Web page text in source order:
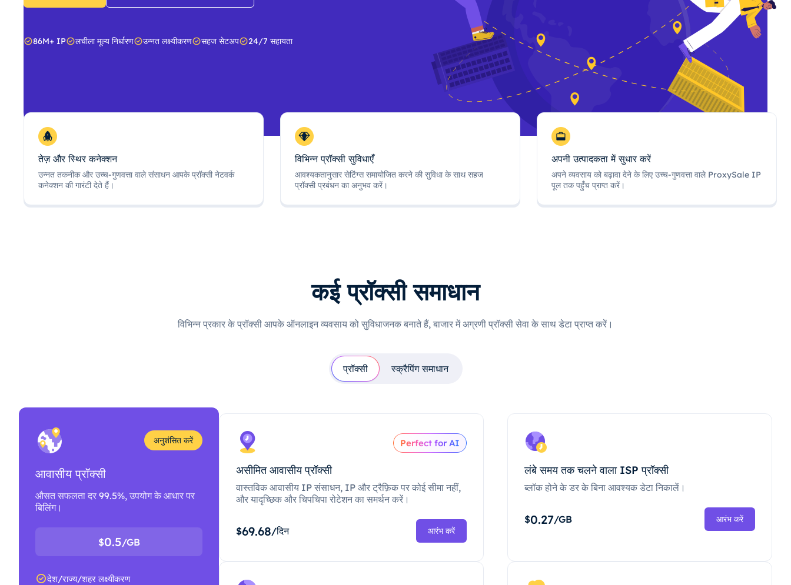
86M+ IP लचीला मूल्य निर्धारण उन्नत लक्ष्यीकरण सहज सेटअप 24/7 सहायता
तेज़ और स्थिर कनेक्शन
उन्नत तकनीक और उच्च-गुणवत्ता वाले संसाधन आपके प्रॉक्सी नेटवर्क
कनेक्शन की गारंटी देते हैं।
विभिन्न प्रॉक्सी सुविधाएँ
आवश्यकतानुसार सेटिंग्स समायोजित करने की सुविधा के साथ सहज
प्रॉक्सी प्रबंधन का अनुभव करें।
अपनी उत्पादकता में सुधार करें
अपने व्यवसाय को बढ़ावा देने के लिए उच्च-गुणवत्ता वाले ProxySale IP
पूल तक पहुँच प्राप्त करें।
कई प्रॉक्सी समाधान
विभिन्न प्रकार के प्रॉक्सी आपके ऑनलाइन व्यवसाय को सुविधाजनक बनाते हैं, बाजार में अग्रणी प्रॉक्सी सेवा के साथ डेटा प्राप्त करें।
प्रॉक्सी स्क्रैपिंग समाधान
अनुशंसित करें
आवासीय प्रॉक्सी
औसत सफलता दर 99.5%, उपयोग के आधार पर
बिलिंग।
$0.5/GB
देश/राज्य/शहर लक्ष्यीकरण
Perfect for AI
असीमित आवासीय प्रॉक्सी
वास्तविक आवासीय IP संसाधन, IP और ट्रैफ़िक पर कोई सीमा नहीं,
और यादृच्छिक और चिपचिपा रोटेशन का समर्थन करें।
$69.68/दिन आरंभ करें
लंबे समय तक चलने वाला ISP प्रॉक्सी
ब्लॉक होने के डर के बिना आवश्यक डेटा निकालें।
$0.27/GB आरंभ करें